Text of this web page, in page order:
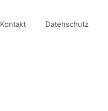
Kontakt Datenschutz